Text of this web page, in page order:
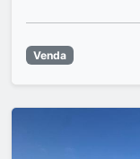
Venda